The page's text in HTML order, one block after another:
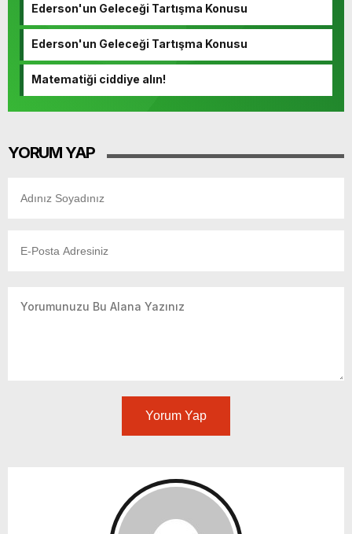
Ederson'un Geleceği Tartışma Konusu
Ederson'un Geleceği Tartışma Konusu
Matematiği ciddiye alın!
YORUM YAP
Yorum Yap